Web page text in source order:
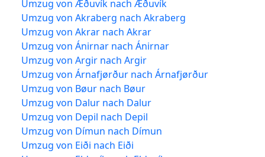
Umzug von Æðuvík nach Æðuvík
Umzug von Akraberg nach Akraberg
Umzug von Akrar nach Akrar
Umzug von Ánirnar nach Ánirnar
Umzug von Argir nach Argir
Umzug von Árnafjørður nach Árnafjørður
Umzug von Bøur nach Bøur
Umzug von Dalur nach Dalur
Umzug von Depil nach Depil
Umzug von Dímun nach Dímun
Umzug von Eiði nach Eiði